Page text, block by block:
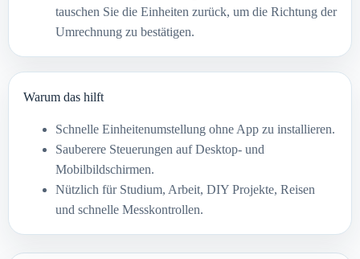
tauschen Sie die Einheiten zurück, um die Richtung der
Umrechnung zu bestätigen.
Warum das hilft
Schnelle Einheitenumstellung ohne App zu installieren.
Sauberere Steuerungen auf Desktop- und
Mobilbildschirmen.
Nützlich für Studium, Arbeit, DIY Projekte, Reisen
und schnelle Messkontrollen.